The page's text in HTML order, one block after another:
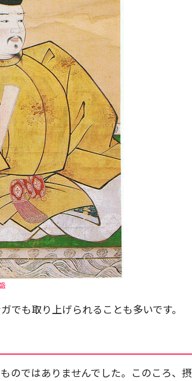
でも取り上げられることも多いです。
のではありませんでした。このころ、摂